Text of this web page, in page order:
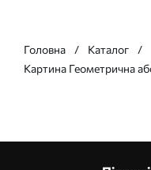
Головна Каталог
Картина Геометрична